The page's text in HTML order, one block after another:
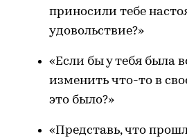
приносили тебе
удовольствие?»
«Если бы у тебя была
изменить что-то в
это было?»
«Представь, что